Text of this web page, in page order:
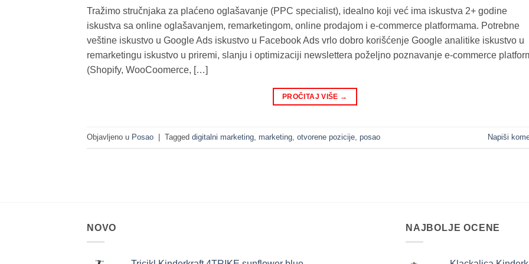
Tražimo stručnjaka za plaćeno oglašavanje (PPC specialist), idealno koji već ima iskustva 2+ godine
iskustva sa online oglašavanjem, remarketingom, online prodajom i e-commerce platformama. Potrebne
veštine iskustvo u Google Ads iskustvo u Facebook Ads vrlo dobro korišćenje Google analitike iskustvo u
remarketingu iskustvo u priremi, slanju i optimizaciji newslettera poželjno poznavanje e-commerce
(Shopify, WooCoomerce, […]
PROČITAJ VIŠE →
Objavljeno u Posao Tagged digitalni marketing marketing otvorene pozicije posao Napiši
NOVO NAJBOLJE OCENE